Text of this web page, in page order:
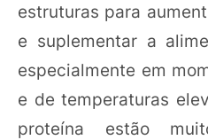
estruturas para
e suplementar a
especialmente em
e de temperaturas
proteína estão